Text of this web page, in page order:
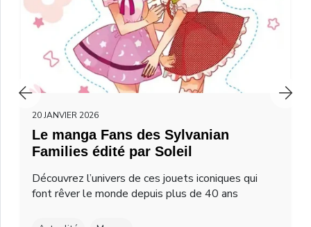
20 JANVIER 2026
Le manga Fans des Sylvanian
Families édité par Soleil
Découvrez l’univers de ces jouets iconiques qui
font rêver le monde depuis plus de 40 ans